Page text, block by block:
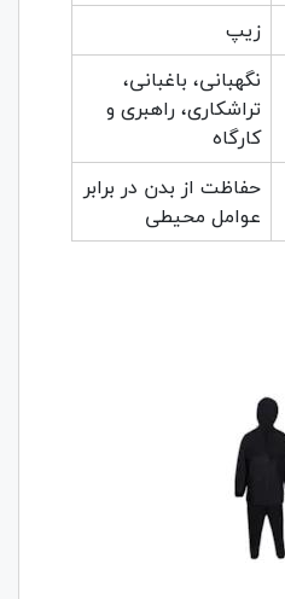
زیپ
نگهبانی، باغبانی،
تراشکاری، راهبری و
کارگاه
حفاظت از بدن در برابر
عوامل محیطی